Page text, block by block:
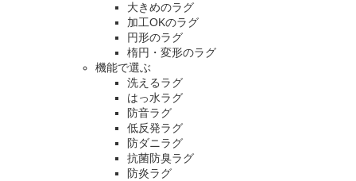
大きめのラグ
加工OKのラグ
円形のラグ
楕円・変形のラグ
機能で選ぶ
洗えるラグ
はっ水ラグ
防音ラグ
低反発ラグ
防ダニラグ
抗菌防臭ラグ
防炎ラグ